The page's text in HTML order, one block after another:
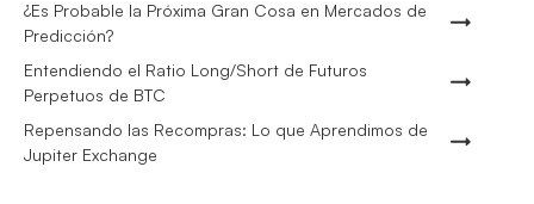
¿Es Probable la Próxima Gran Cosa en Mercados de
Predicción?
Entendiendo el Ratio Long/Short de Futuros
Perpetuos de BTC
Repensando las Recompras: Lo que Aprendimos de
Jupiter Exchange